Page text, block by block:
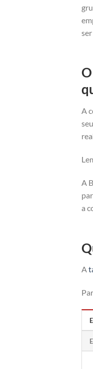
A
A
a
A